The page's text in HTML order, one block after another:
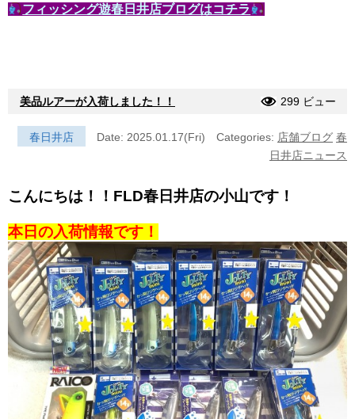
フィッシング遊春日井店ブログはコチラ
美品ルアーが入荷しました！！ 299 ビュー
春日井店 Date: 2025.01.17(Fri) Categories: 店舗ブログ 春
日井店ニュース
こんにちは！！FLD春日井店の小山です！
本日の入荷情報です！